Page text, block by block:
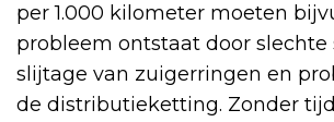
per 1.000 kilometer moeten
probleem ontstaat door slechte
slijtage van zuigerringen en
de distributieketting. Zonder